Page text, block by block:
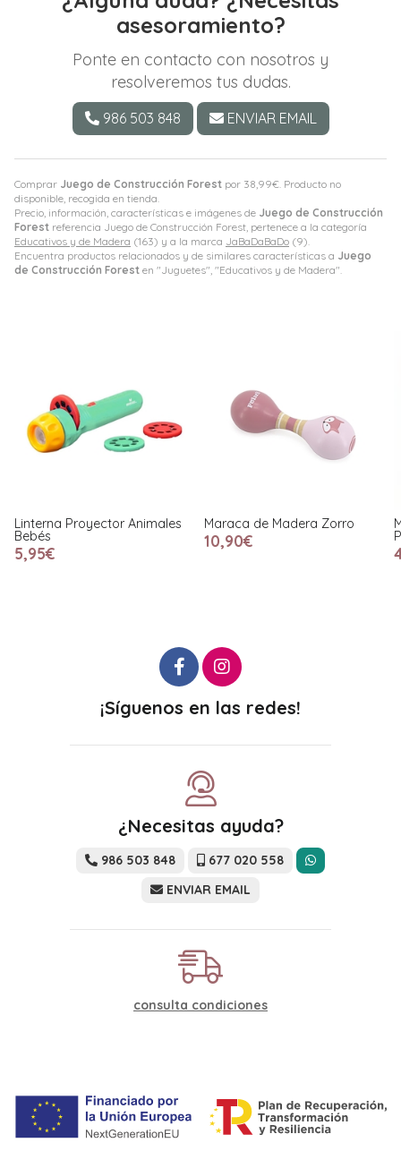
Comprar Juego de Construcción Forest por 38,99€. Producto no
disponible, recogida en tienda.
Precio, información, características e imágenes de Juego de Construcción
Forest referencia Juego de Construcción Forest, pertenece a la categoría
Educativos y de Madera (163) y a la marca JaBaDaBaDo (9).
Encuentra productos relacionados y de similares características a Juego
de Construcción Forest en "Juguetes", "Educativos y de Madera".
asesoramiento?
Ponte en contacto con nosotros y
resolveremos tus dudas.
986 503 848 ENVIAR EMAIL
Maraca de Madera Zorro
10,90€
Meli Maxi Constructor 120
Piezas
44,95€
¡Síguenos en las redes!
¿Necesitas ayuda?
986 503 848
677 020 558
ENVIAR EMAIL
consulta condiciones